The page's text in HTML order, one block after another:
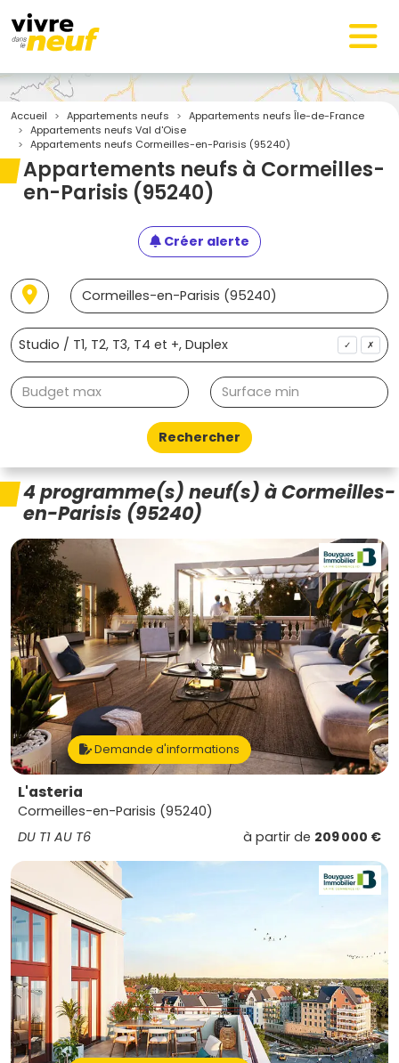
Accueil Appartements neufs
Appartements neufs Île-de-France
Appartements neufs Val d'Oise
Appartements neufs Cormeilles-en-Parisis (95240)
Appartements neufs à Cormeilles-
en-Parisis (95240)
Créer alerte
✓ ✗
Rechercher
4 programme(s) neuf(s) à Cormeilles-
en-Parisis (95240)
Demande d'informations
L'asteria
Cormeilles-en-Parisis (95240)
DU T1 AU T6
à partir de 209 000 €